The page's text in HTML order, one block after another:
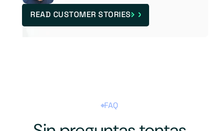
READ CUSTOMER STORIES
FAQ